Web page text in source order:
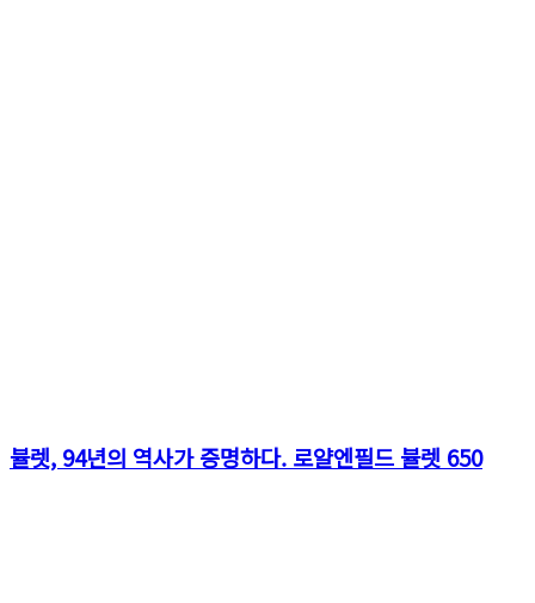
뷸렛, 94년의 역사가 증명하다. 로얄엔필드 뷸렛 650